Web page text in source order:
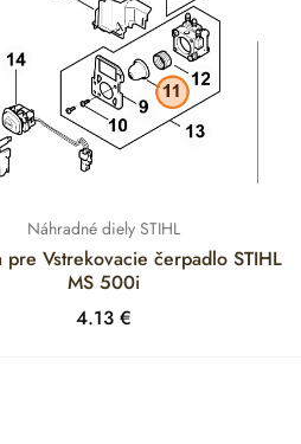
Náhradné diely STIHL
pre Vstrekovacie čerpadlo STIHL
MS 500i
4.13€